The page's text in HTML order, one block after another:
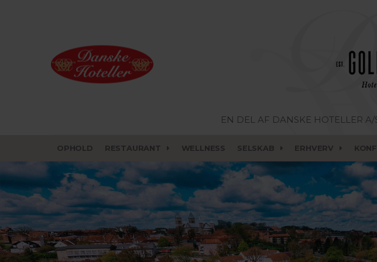
EN DEL AF DANSKE HOTELLER A/
OPHOLD RESTAURANT WELLNESS SELSKAB ERHVERV